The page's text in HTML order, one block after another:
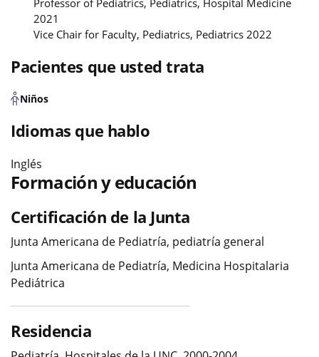
Professor of Pediatrics, Pediatrics, Hospital Medicine
2021
Vice Chair for Faculty, Pediatrics, Pediatrics 2022
Pacientes que usted trata
Niños
Idiomas que hablo
Inglés
Formación y educación
Certificación de la Junta
Junta Americana de Pediatría, pediatría general
Junta Americana de Pediatría, Medicina Hospitalaria
Pediátrica
Residencia